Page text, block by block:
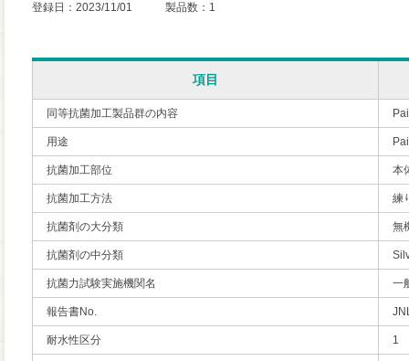
登録日：2023/11/01 製品数：1
項目
同等抗菌加工製品群の内容
用途
抗菌加工部位 本
抗菌加工方法 練
抗菌剤の大分類 無
抗菌剤の中分類
抗菌力試験実施機関名 一
報告書No.
耐水性区分 1